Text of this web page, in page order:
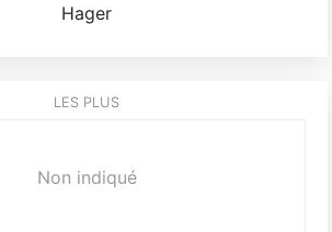
Hager
LES PLUS
Non indiqué